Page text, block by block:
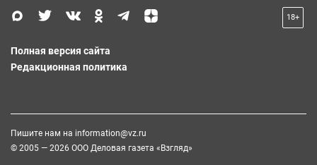
18+
Полная версия сайта
Редакционная политика
Пишите нам на information@vz.ru
© 2005 — 2026 ООО Деловая газета «Взгляд»